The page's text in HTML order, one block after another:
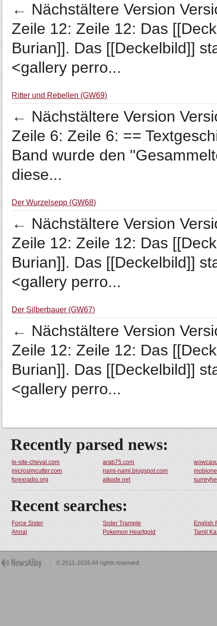
← Nächstältere Version
Zeile 12: Zeile 12: Das
Burian]]. Das [[Deckelbild]]
<gallery perro...
Ritter und Rebellen (GW69)
← Nächstältere Version
Zeile 6: Zeile 6: ==
Band wurde den
diese...
Der Wurzelsepp (GW68)
← Nächstältere Version
Zeile 12: Zeile 12: Das
Burian]]. Das [[Deckelbild]]
<gallery perro...
Der Silberbauer (GW67)
← Nächstältere Version
Zeile 12: Zeile 12: Das
Burian]]. Das [[Deckelbild]]
<gallery perro...
Recently parsed news:
le-site-cheval.com arab75.com
microsimcutter.com
nami-nami.blogspot.com
forexradio.org
alkode.net
Recent searches:
Force Sister Sister Trample
English
Annal
Pokemon Heartgold Tamil
© 2011-2026 All rights reserved.